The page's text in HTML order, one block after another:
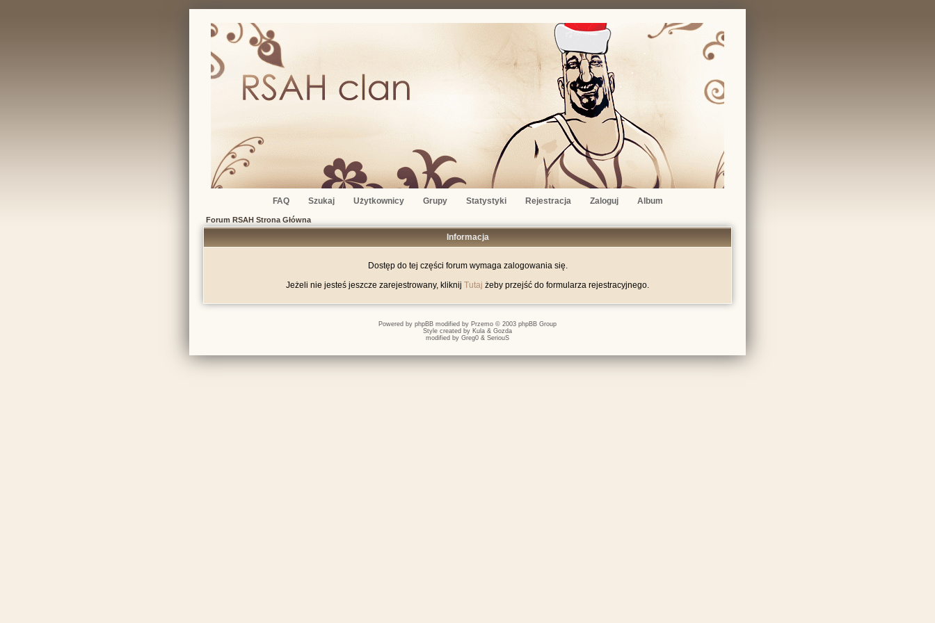
FAQ Szukaj Użytkownicy Grupy Statystyki Rejestracja Zaloguj Album
Forum RSAH Strona Główna
Informacja
Dostęp do tej części forum wymaga zalogowania się.
Jeżeli nie jesteś jeszcze zarejestrowany, kliknij Tutaj żeby przejść do formularza rejestracyjnego.
Powered by phpBB modified by Przemo © 2003 phpBB Group
Style created by Kula & Gozda
modified by Greg0 & SeriouS